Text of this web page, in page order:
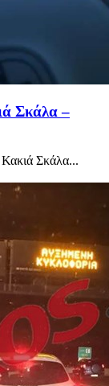
Σκάλα –
Σκάλα...